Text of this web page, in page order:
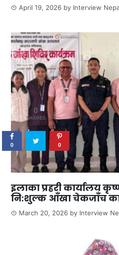
April 19, 2026 by Interview
इलाका प्रहरी कार्यालय
नि:शुल्क आँखा चेकजाँच
March 20, 2026 by Interview
0
SHARES
0 0